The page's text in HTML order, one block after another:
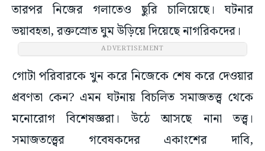
তারপর নিজের গলাতেও ছুরি চালিয়েছে। ঘটনার
ভয়াবহতা, রক্তস্রোত ঘুম উড়িয়ে দিয়েছে নাগরিকদের।
ADVERTISEMENT
গোটা পরিবারকে খুন করে নিজেকে শেষ করে দেওয়ার
প্রবণতা কেন? এমন ঘটনায় বিচলিত সমাজতত্ত্ব থেকে
মনোরোগ বিশেষজ্ঞরা। উঠে আসছে নানা তত্ত্ব।
সমাজতত্ত্বের গবেষকদের একাংশের দাবি,